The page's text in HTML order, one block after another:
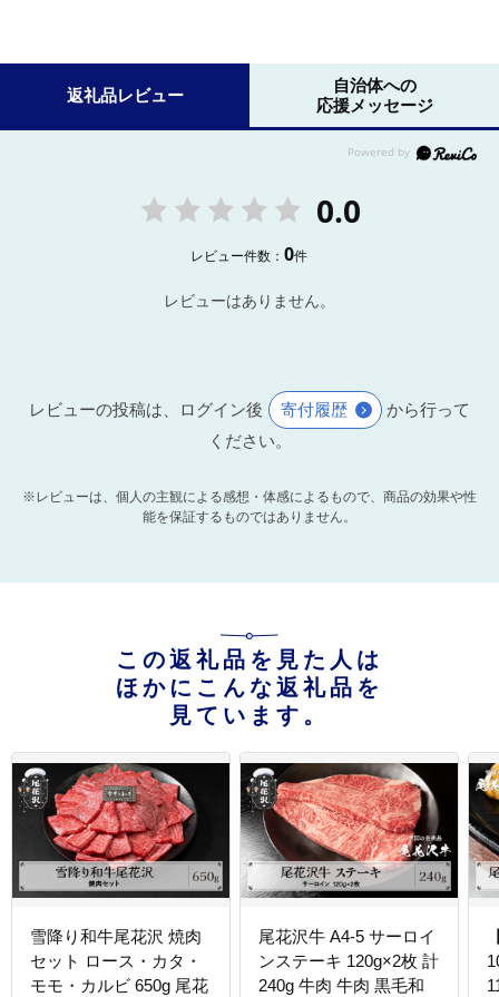
返礼品レビュー
自治体への
応援メッセージ
0.0
レビュー件数：0件
レビューはありません。
レビューの投稿は、ログイン後 寄付履歴
から行って
ください。
※レビューは、個人の主観による感想・体感によるもので、商品の効果や性
能を保証するものではありません。
この返礼品を見た人は
ほかにこんな返礼品を
見ています。
雪降り和牛尾花沢 焼肉
セット ロース・カタ・
モモ・カルビ 650g 尾花
尾花沢牛 A4-5 サーロイ
ンステーキ 120g×2枚 計
240g 牛肉 牛肉 黒毛和